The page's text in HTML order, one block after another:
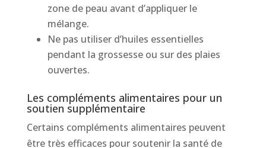
zone de peau avant d’appliquer le
mélange.
Ne pas utiliser d’huiles essentielles
pendant la grossesse ou sur des plaies
ouvertes.
Les compléments alimentaires pour un
soutien supplémentaire
Certains compléments alimentaires peuvent
être très efficaces pour soutenir la santé de